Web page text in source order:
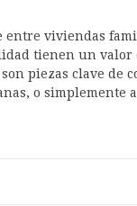
viviendas
tienen un valor
piezas clave de
o simplemente